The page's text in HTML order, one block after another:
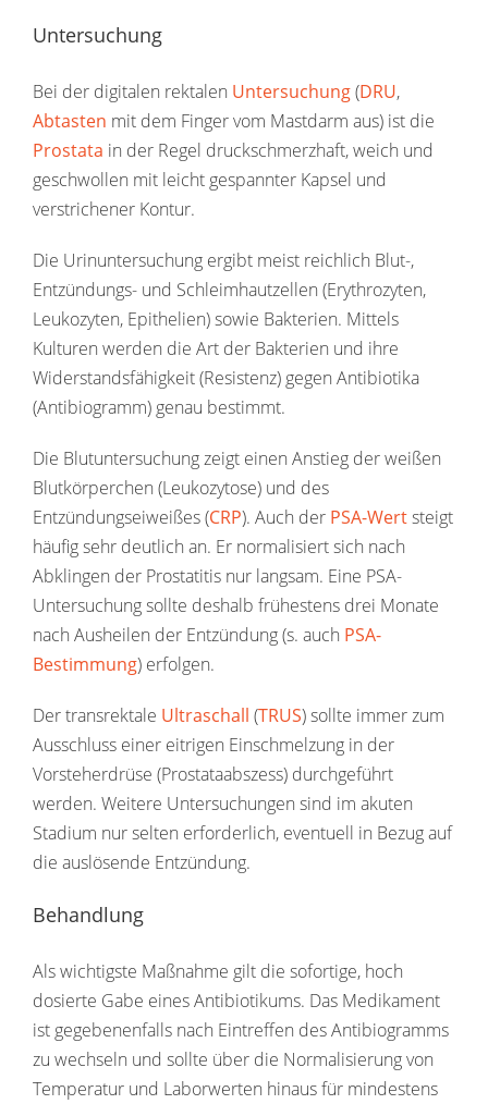
Untersuchung
Bei der digitalen rektalen Untersuchung(DRU,
Abtasten mit dem Finger vom Mastdarm aus) ist die
Prostata in der Regel druckschmerzhaft, weich und
geschwollen mit leicht gespannter Kapsel und
verstrichener Kontur.
Die Urinuntersuchung ergibt meist reichlich Blut-,
Entzündungs- und Schleimhautzellen (Erythrozyten,
Leukozyten, Epithelien) sowie Bakterien. Mittels
Kulturen werden die Art der Bakterien und ihre
Widerstandsfähigkeit (Resistenz) gegen Antibiotika
(Antibiogramm) genau bestimmt.
Die Blutuntersuchung zeigt einen Anstieg der weißen
Blutkörperchen (Leukozytose) und des
Entzündungseiweißes (CRP). Auch der PSA-Wertsteigt
häufig sehr deutlich an. Er normalisiert sich nach
Abklingen der Prostatitis nur langsam. Eine PSA-
Untersuchung sollte deshalb frühestens drei Monate
nach Ausheilen der Entzündung (s. auch PSA-
Bestimmung) erfolgen.
Der transrektale Ultraschall (TRUS) sollte immer zum
Ausschluss einer eitrigen Einschmelzung in der
Vorsteherdrüse (Prostataabszess) durchgeführt
werden. Weitere Untersuchungen sind im akuten
Stadium nur selten erforderlich, eventuell in Bezug auf
die auslösende Entzündung.
Behandlung
Als wichtigste Maßnahme gilt die sofortige, hoch
dosierte Gabe eines Antibiotikums. Das Medikament
ist gegebenenfalls nach Eintreffen des Antibiogramms
zu wechseln und sollte über die Normalisierung von
Temperatur und Laborwerten hinaus für mindestens